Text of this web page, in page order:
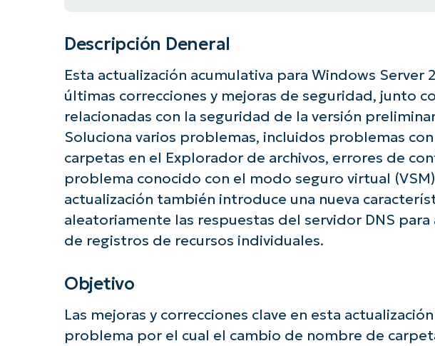
Descripción Deneral
Esta actualización acumulativa para Windows Server
últimas correcciones y mejoras de seguridad, junto
relacionadas con la seguridad de la versión
Soluciona varios problemas, incluidos problemas
carpetas en el Explorador de archivos, errores de
problema conocido con el modo seguro virtual (VSM)
actualización también introduce una nueva
aleatoriamente las respuestas del servidor DNS
de registros de recursos individuales.
Objetivo
Las mejoras y correcciones clave en esta
problema por el cual el cambio de nombre de